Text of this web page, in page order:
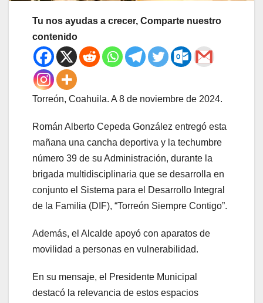
Tu nos ayudas a crecer, Comparte nuestro
contenido
Torreón, Coahuila. A 8 de noviembre de 2024.
Román Alberto Cepeda González entregó esta
mañana una cancha deportiva y la techumbre
número 39 de su Administración, durante la
brigada multidisciplinaria que se desarrolla en
conjunto el Sistema para el Desarrollo Integral
de la Familia (DIF), “Torreón Siempre Contigo”.
Además, el Alcalde apoyó con aparatos de
movilidad a personas en vulnerabilidad.
En su mensaje, el Presidente Municipal
destacó la relevancia de estos espacios